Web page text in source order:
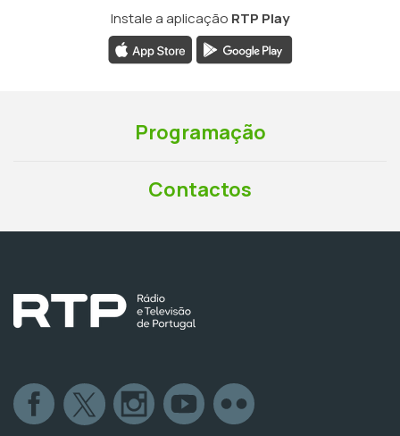
Instale a aplicação RTP Play
Programação
Contactos